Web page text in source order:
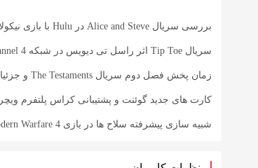
بررسی سریال Alice and Steve در Hulu با بازی نیکولا واکر
سریال Tip Toe اثر راسل تی دیویس در شبکه Channel 4
زمان پخش فصل دوم سریال The Testaments و جزئیات داستان
کارت های جدید گوئنت و پشتیبانی کراس پلتفرم ویچر 3
شبیه سازی پیشرفته سلاح ها در بازی Call of Duty Modern Warfare 4